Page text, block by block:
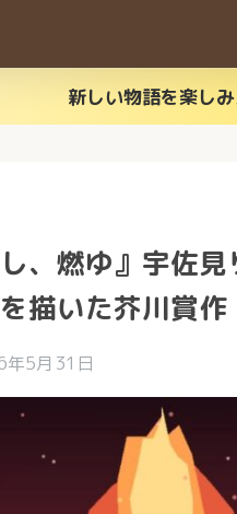
新しい物語を楽し
、燃ゆ』宇佐
描いた芥川賞作
年5月31日